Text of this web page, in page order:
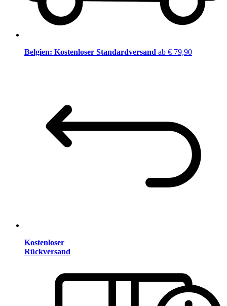
Belgien: Kostenloser Standardversand ab € 79,90
Kostenloser
Rückversand